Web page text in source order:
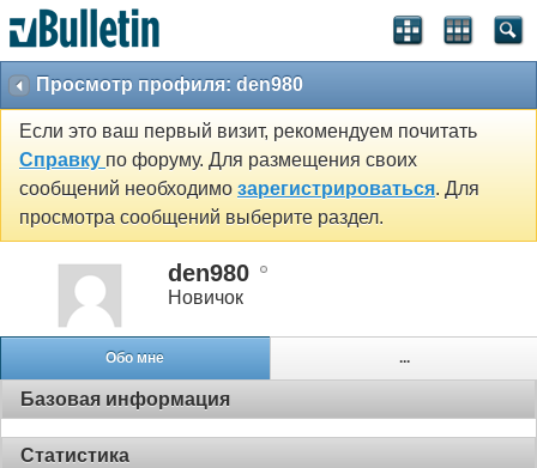
Просмотр профиля: den980
Если это ваш первый визит, рекомендуем почитать
Справку по форуму. Для размещения своих
сообщений необходимо зарегистрироваться. Для
просмотра сообщений выберите раздел.
den980
Новичок
Обо мне ...
Базовая информация
Статистика